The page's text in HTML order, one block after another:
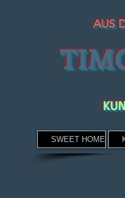
AUS
SWEET HOME